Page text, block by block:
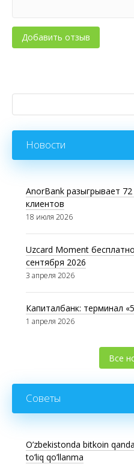
Новости
AnorBank разыгрывает
клиентов
18 июля 2026
Uzcard Moment
сентября 2026
3 апреля 2026
Капиталбанк: терминал
1 апреля 2026
Все
Советы
O’zbekistonda bitkoin
to’liq qo’llanma